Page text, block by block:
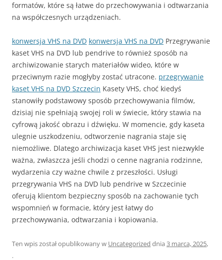
formatów, które są łatwe do przechowywania i odtwarzania
na współczesnych urządzeniach.
konwersja VHS na DVD konwersja VHS na DVD Przegrywanie
kaset VHS na DVD lub pendrive to również sposób na
archiwizowanie starych materiałów wideo, które w
przeciwnym razie mogłyby zostać utracone. przegrywanie
kaset VHS na DVD Szczecin Kasety VHS, choć kiedyś
stanowiły podstawowy sposób przechowywania filmów,
dzisiaj nie spełniają swojej roli w świecie, który stawia na
cyfrową jakość obrazu i dźwięku. W momencie, gdy kaseta
ulegnie uszkodzeniu, odtworzenie nagrania staje się
niemożliwe. Dlatego archiwizacja kaset VHS jest niezwykle
ważna, zwłaszcza jeśli chodzi o cenne nagrania rodzinne,
wydarzenia czy ważne chwile z przeszłości. Usługi
przegrywania VHS na DVD lub pendrive w Szczecinie
oferują klientom bezpieczny sposób na zachowanie tych
wspomnień w formacie, który jest łatwy do
przechowywania, odtwarzania i kopiowania.
Ten wpis został opublikowany w Uncategorized dnia 3 marca, 2025,
.